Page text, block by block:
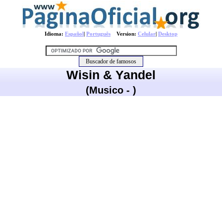
Idioma: Español| Português Version: Celular| Desktop
Wisin & Yandel
(Musico - )